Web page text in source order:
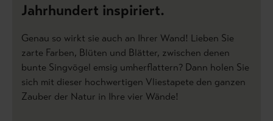
Jahrhundert inspiriert.
Genau so wirkt sie auch an Ihrer Wand! Lieben Sie
zarte Farben, Blüten und Blätter, zwischen denen
bunte Singvögel emsig umherflattern? Dann holen Sie
sich mit dieser hochwertigen Vliestapete den ganzen
Zauber der Natur in Ihre vier Wände!